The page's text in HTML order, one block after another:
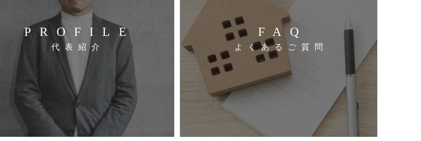
PROFILE
代表紹介
FAQ
よくあるご質問